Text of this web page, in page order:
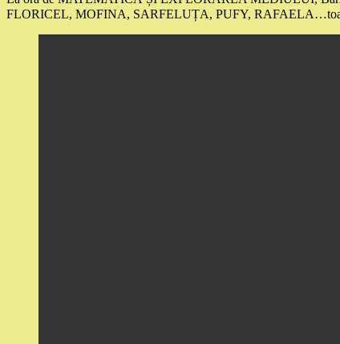
FLORICEL, MOFINA, SARFELUȚA, PUFY, RAFAELA…toate